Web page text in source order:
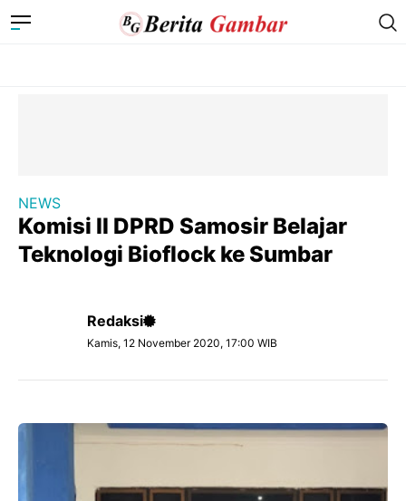
NEWS
Komisi II DPRD Samosir Belajar
Teknologi Bioflock ke Sumbar
Redaksi
Kamis, 12 November 2020, 17:00 WIB